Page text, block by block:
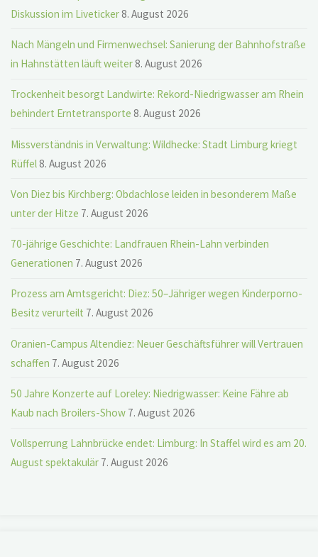
Diskussion im Liveticker8. August 2026
Nach Mängeln und Firmenwechsel: Sanierung der Bahnhofstraße
in Hahnstätten läuft weiter8. August 2026
Trockenheit besorgt Landwirte: Rekord-Niedrigwasser am Rhein
behindert Erntetransporte 8. August 2026
Missverständnis in Verwaltung: Wildhecke: Stadt Limburg kriegt
Rüffel8. August 2026
Von Diez bis Kirchberg: Obdachlose leiden in besonderem Maße
unter der Hitze 7. August 2026
70-jährige Geschichte: Landfrauen Rhein-Lahn verbinden
Generationen 7. August 2026
Prozess am Amtsgericht: Diez: 50–Jähriger wegen Kinderporno-
Besitz verurteilt 7. August 2026
Oranien-Campus Altendiez: Neuer Geschäftsführer will Vertrauen
schaffen 7. August 2026
50 Jahre Konzerte auf Loreley: Niedrigwasser: Keine Fähre ab
Kaub nach Broilers-Show 7. August 2026
Vollsperrung Lahnbrücke endet: Limburg: In Staffel wird es am 20.
August spektakulär 7. August 2026